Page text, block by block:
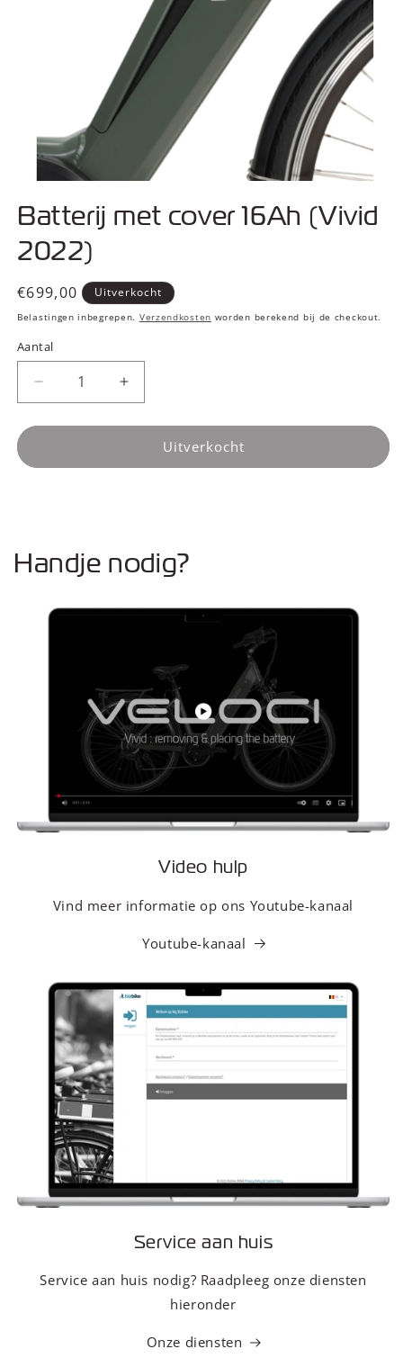
openen
in
modaal
Batterij met cover 16Ah (Vivid
2022)
Normale
prijs
€699,00 Uitverkocht
Belastingen inbegrepen. Verzendkosten worden berekend bij de checkout.
Aantal
Aantal
verlagen
voor
met
Aantal
verhogen
voor
Batterij
met
Uitverkocht
Handje nodig?
Video hulp
Vind meer informatie op ons Youtube-kanaal
Youtube-kanaal
Service aan huis
Service aan huis nodig? Raadpleeg onze diensten
hieronder
Onze diensten